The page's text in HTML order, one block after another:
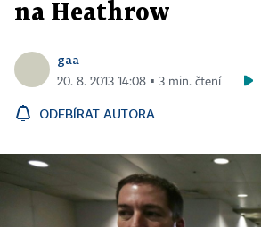
na Heathrow
gaa
20. 8. 2013 14:08 ▪ 3 min. čtení
ODEBÍRAT AUTORA